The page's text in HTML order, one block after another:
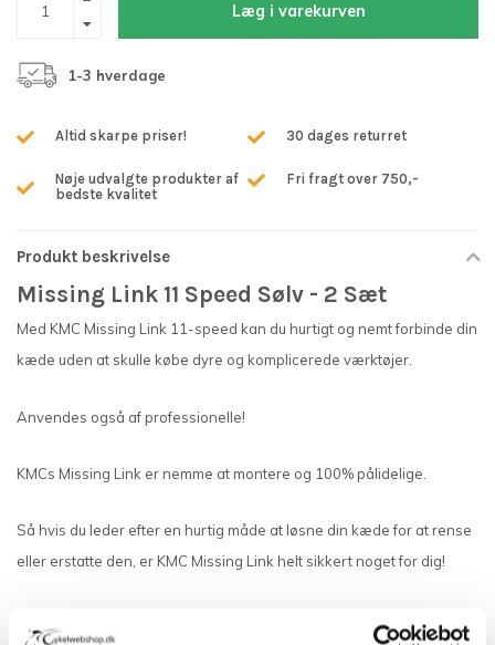
Læg i varekurven
1-3 hverdage
Altid skarpe priser! 30 dages returret
Nøje udvalgte produkter af
bedste kvalitet
Fri fragt over 750,-
Produkt beskrivelse
Missing Link 11 Speed Sølv - 2 Sæt
Med KMC Missing Link 11-speed kan du hurtigt og nemt forbinde din
kæde uden at skulle købe dyre og komplicerede værktøjer.
Anvendes også af professionelle!
KMCs Missing Link er nemme at montere og 100% pålidelige.
Så hvis du leder efter en hurtig måde at løsne din kæde for at rense
eller erstatte den, er KMC Missing Link helt sikkert noget for dig!